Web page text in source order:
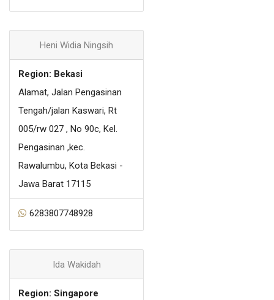
Heni Widia Ningsih
Region: Bekasi
Alamat, Jalan Pengasinan
Tengah/jalan Kaswari, Rt
005/rw 027 , No 90c, Kel.
Pengasinan ,kec.
Rawalumbu, Kota Bekasi -
Jawa Barat 17115
6283807748928
Ida Wakidah
Region: Singapore